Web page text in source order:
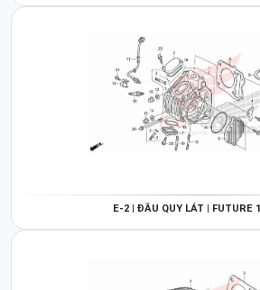
E-2 | ĐẦU QUY LÁT | FUTURE